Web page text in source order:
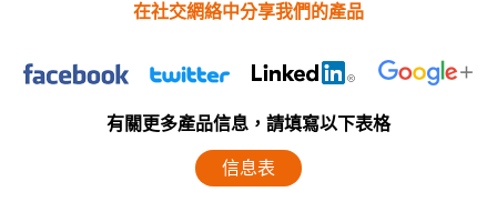
在社交網絡中分享我們的產品
有關更多產品信息，請填寫以下表格
信息表